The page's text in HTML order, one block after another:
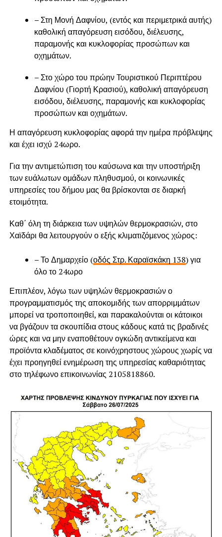
–Στη Μονή Δαφνίου, (εντός και περιμετρικά αυτής)
καθολική απαγόρευση εισόδου, διέλευσης,
παραμονής και κυκλοφορίας προσώπων και
οχημάτων.
–Στο χώρο του πρώην Τουριστικού Περιπτέρου
Δαφνίου (Γιορτή Κρασιού), καθολική απαγόρευση
εισόδου, διέλευσης, παραμονής και κυκλοφορίας
προσώπων και οχημάτων.
Η απαγόρευση κυκλοφορίας αφορά την ημέρα πρόβλεψης
και έχει ισχύ 24ωρο.
Για την αντιμετώπιση του καύσωνα και την υποστήριξη
των ευάλωτων ομάδων πληθυσμού, οι κοινωνικές
υπηρεσίες του δήμου μας θα βρίσκονται σε διαρκή
ετοιμότητα.
Καθ΄ όλη τη διάρκεια των υψηλών θερμοκρασιών, στο
Χαϊδάρι θα λειτουργούν ο εξής κλιματιζόμενος χώρος:
–Το Δημαρχείο (οδός Στρ. Καραϊσκάκη 138) για
όλο το 24ωρο
Επιπλέον, λόγω των υψηλών θερμοκρασιών ο
προγραμματισμός της αποκομιδής των απορριμμάτων
μπορεί να τροποποιηθεί, και παρακαλούνται οι κάτοικοι
να βγάζουν τα σκουπίδια στους κάδους κατά τις βραδινές
ώρες και να μην εναποθέτουν ογκώδη αντικείμενα και
προϊόντα κλαδέματος σε κοινόχρηστους χώρους χωρίς να
έχει προηγηθεί ενημέρωση της υπηρεσίας καθαριότητας
στο τηλέφωνο επικοινωνίας 2105818860.